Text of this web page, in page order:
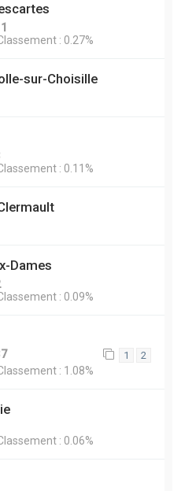
: 0.27%
sur-Choisille
: 0.11%
Dames
: 0.09%
1 2
: 1.08%
: 0.06%